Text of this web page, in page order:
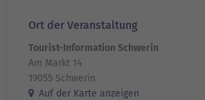
Ort der Veranstaltung
Tourist-Information Schwerin
Am Markt 14
19055 Schwerin
Auf der Karte anzeigen